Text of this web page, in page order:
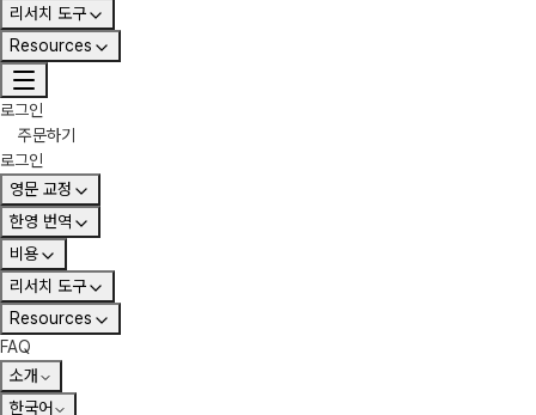
리서치 도구
Resources
로그인
주문하기
로그인
영문 교정
한영 번역
비용
리서치 도구
Resources
FAQ
소개
한국어